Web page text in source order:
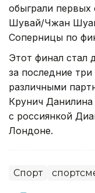
обыграли первых
Шувай/Чжан Шуай
Соперницы по
Этот финал стал
за последние
различными
Крунич
с россиянкой
Лондоне.
Спорт